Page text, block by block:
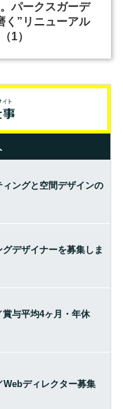
パークスガーデ
く”リニューアル
1）
ングと空間デザインの
デザイナーを募集しま
与平均4ヶ月・年休
Webディレクター募集